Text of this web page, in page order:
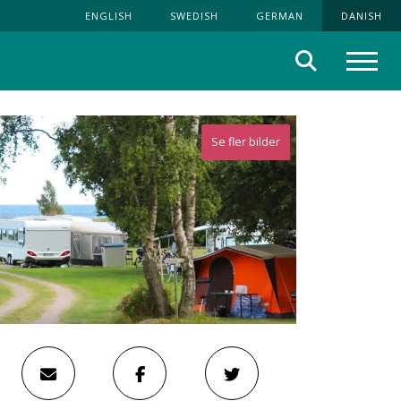
ENGLISH SWEDISH GERMAN DANISH
Søg
Se fler bilder